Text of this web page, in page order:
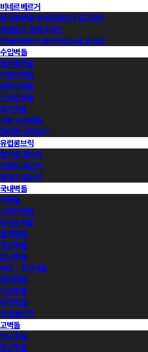
비네르베르거
벨기에벽돌 비네르베르거 정규라인
에겐순드 덴마크라인
비네르베르거 롱브릭(Long Brick)
수입벽돌
벨기에벽돌
이태리벽돌
덴마크벽돌
스페인벽돌
호주벽돌
이외 수입벽돌
컬러별 살펴보기
유럽롱브릭
벨기에 롱브릭
이태리 롱브릭
덴마크 롱브릭
국내벽돌
적벽돌
그레이벽돌
화이트벽돌
블랙벽돌
적고벽돌
청고벽돌
백고ㆍ회고벽돌
컬러벽돌
가공벽돌
유약벽돌
국내롱브릭
고벽돌
적고벽돌
청고벽돌